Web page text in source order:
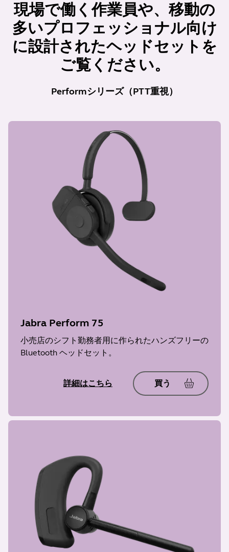
現場で働く作業員や、移動の
多いプロフェッショナル向け
に設計されたヘッドセットを
ご覧ください。
Performシリーズ（PTT重視）
Jabra Perform 75
小売店のシフト勤務者用に作られたハンズフリーの
Bluetooth ヘッドセット。
詳細はこちら 買う